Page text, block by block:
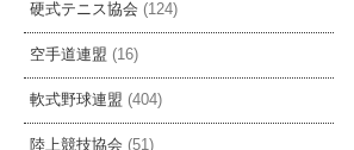
硬式テニス協会 (124)
空手道連盟 (16)
軟式野球連盟 (404)
陸上競技協会 (51)